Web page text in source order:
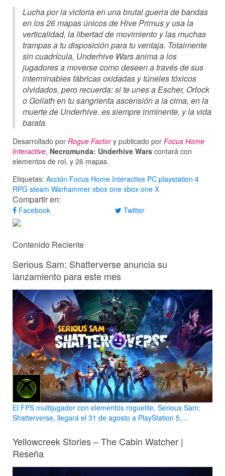
Lucha por la victoria en una brutal guerra de bandas
en los 26 mapas únicos de Hive Primus y usa la
verticalidad, la libertad de movimiento y las muchas
trampas a tu disposición para tu ventaja. Totalmente
sin cuadrícula, Underhive Wars anima a los
jugadores a moverse como deseen a través de sus
interminables fábricas oxidadas y túneles tóxicos
olvidados, pero recuerda: si te unes a Escher, Orlock
o Goliath en tu sangrienta ascensión a la cima, en la
muerte de Underhive. es siempre inminente, y la vida
barata.
Desarrollado por Rogue Factory publicado por Focus Home
Interactive, Necromunda: Underhive Wars contará con
elementos de rol, y 26 mapas.
Etiquetas: Acción Focus Home Interactive PC playstation 4
RPG steam Warhammer xbox one xbox one X
Compartir en:
Facebook Twitter
Contenido Reciente
Serious Sam: Shatterverse anuncia su
lanzamiento para este mes
El FPS multijugador con elementos roguelite, Serious Sam:
Shatterverse, llegará el 31 de agosto a PlayStation 5,...
Yellowcreek Stories – The Cabin Watcher |
Reseña